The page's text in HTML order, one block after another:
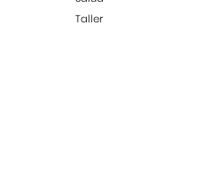
Taller